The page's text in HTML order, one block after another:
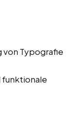
von Typografie
funktionale